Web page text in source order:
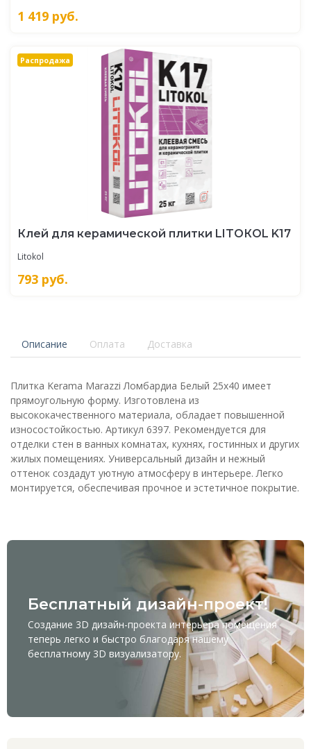
1 419 руб.
Распродажа
Клей для керамической плитки LITOКOL K17
Litokol
793 руб.
Описание Оплата Доставка
Плитка Kerama Marazzi Ломбардиа Белый 25х40 имеет
прямоугольную форму. Изготовлена из
высококачественного материала, обладает повышенной
износостойкостью. Артикул 6397. Рекомендуется для
отделки стен в ванных комнатах, кухнях, гостинных и других
жилых помещениях. Универсальный дизайн и нежный
оттенок создадут уютную атмосферу в интерьере. Легко
монтируется, обеспечивая прочное и эстетичное покрытие.
Бесплатный дизайн-проект!
Создание 3D дизайн-проекта интерьера помещения
теперь легко и быстро благодаря нашему
бесплатному 3D визуализатору.